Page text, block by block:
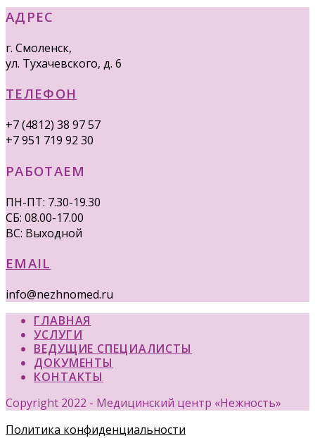
АДРЕС
г. Смоленск,
ул. Тухачевского, д. 6
ТЕЛЕФОН
+7 (4812) 38 97 57
+7 951 719 92 30
РАБОТАЕМ
ПН-ПТ: 7.30-19.30
СБ: 08.00-17.00
ВС: Выходной
EMAIL
info@nezhnomed.ru
ГЛАВНАЯ
УСЛУГИ
ВЕДУЩИЕ СПЕЦИАЛИСТЫ
ДОКУМЕНТЫ
КОНТАКТЫ
Copyright 2022 - Медицинский центр «Нежность»
Политика конфиденциальности